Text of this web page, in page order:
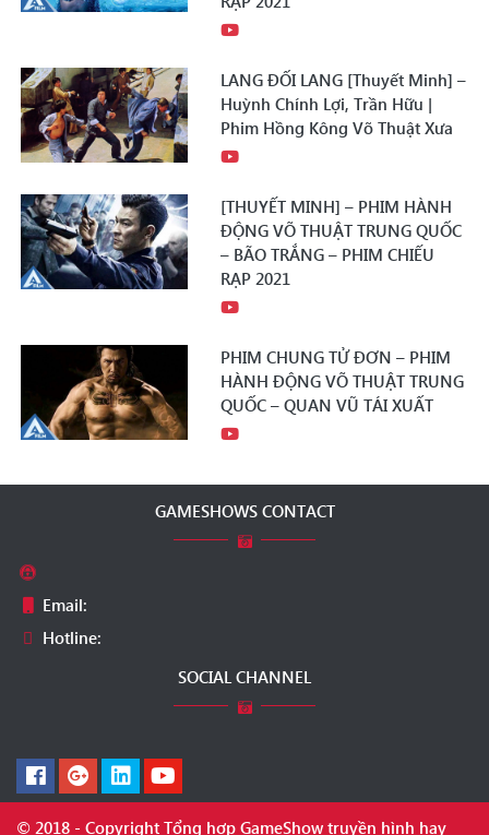
LANG ĐỐI LANG [Thuyết Minh] –
Huỳnh Chính Lợi, Trần Hữu |
Phim Hồng Kông Võ Thuật Xưa
[THUYẾT MINH] – PHIM HÀNH
ĐỘNG VÕ THUẬT TRUNG QUỐC
– BÃO TRẮNG – PHIM CHIẾU
RẠP 2021
PHIM CHUNG TỬ ĐƠN – PHIM
HÀNH ĐỘNG VÕ THUẬT TRUNG
QUỐC – QUAN VŨ TÁI XUẤT
GAMESHOWS CONTACT
Email:
Hotline:
SOCIAL CHANNEL
© 2018 - Copyright Tổng hợp GameShow truyền hình hay